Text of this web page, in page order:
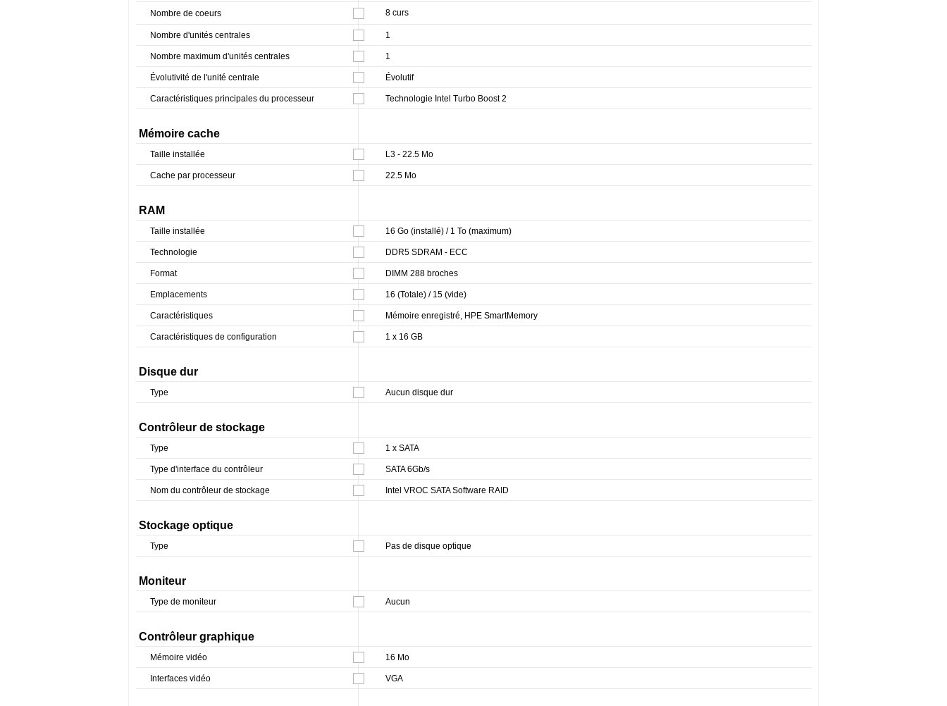
Nombre de coeurs 8 curs
Nombre d'unités centrales 1
Nombre maximum d'unités centrales 1
Évolutivité de l'unité centrale Évolutif
Caractéristiques principales du processeur Technologie Intel Turbo Boost 2
Mémoire cache
Taille installée L3 - 22.5 Mo
Cache par processeur 22.5 Mo
RAM
Taille installée 16 Go (installé) / 1 To (maximum)
Technologie DDR5 SDRAM - ECC
Format DIMM 288 broches
Emplacements 16 (Totale) / 15 (vide)
Caractéristiques Mémoire enregistré, HPE SmartMemory
Caractéristiques de configuration 1 x 16 GB
Disque dur
Type Aucun disque dur
Contrôleur de stockage
Type 1 x SATA
Type d'interface du contrôleur SATA 6Gb/s
Nom du contrôleur de stockage Intel VROC SATA Software RAID
Stockage optique
Type Pas de disque optique
Moniteur
Type de moniteur Aucun
Contrôleur graphique
Mémoire vidéo 16 Mo
Interfaces vidéo VGA